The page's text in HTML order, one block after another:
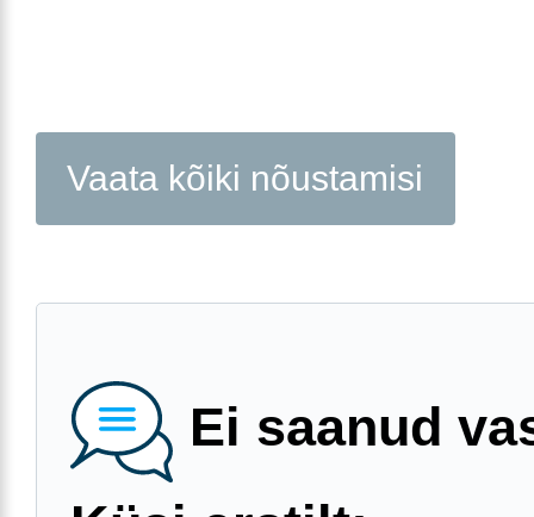
Vaata kõiki nõustamisi
Ei saanud